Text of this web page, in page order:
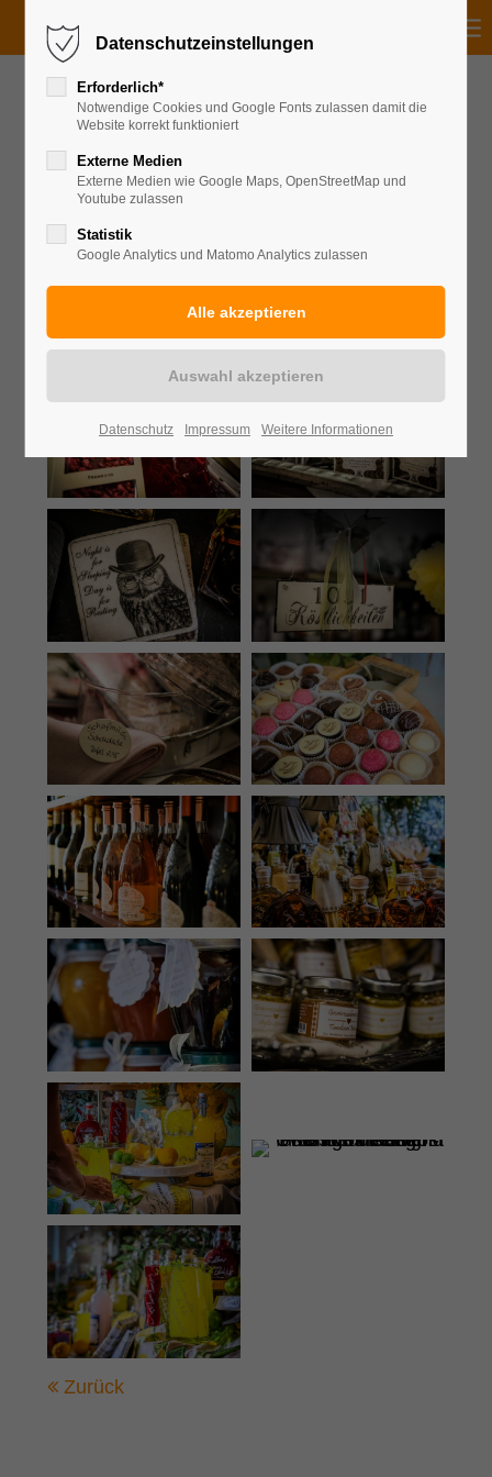
Mages Feinkost & Ambiente
Germering
Zurück
Datenschutzeinstellungen
Erforderlich*
Notwendige Cookies und Google Fonts zulassen damit die
Website korrekt funktioniert
Externe Medien
Externe Medien wie Google Maps, OpenStreetMap und
Youtube zulassen
Statistik
Google Analytics und Matomo Analytics zulassen
Datenschutz Impressum Weitere Informationen